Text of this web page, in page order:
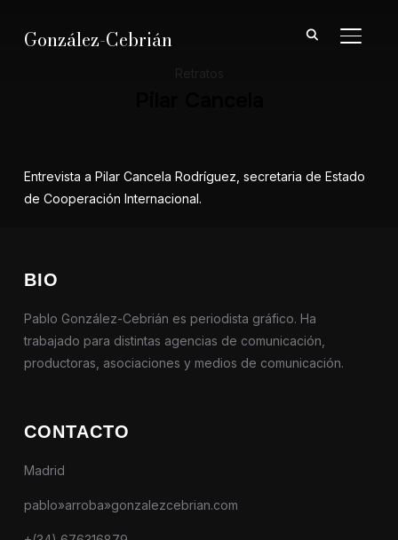
González-Cebrián
Entrevista a Pilar Cancela Rodríguez, secretaria de Estado
de Cooperación Internacional.
BIO
Pablo González-Cebrián es periodista gráfico. Ha
trabajado para distintas agencias de comunicación,
productoras, asociaciones y medios de comunicación.
CONTACTO
Madrid
pablo»arroba»gonzalezcebrian.com